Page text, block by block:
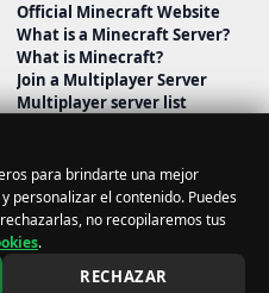
para brindarte una mejor
personalizar el contenido. Puedes
no recopilaremos tus
.
RECHAZAR
Official Minecraft Website
What is a Minecraft Server?
What is Minecraft?
Join a Multiplayer Server
Multiplayer server list
los derechos reservados.